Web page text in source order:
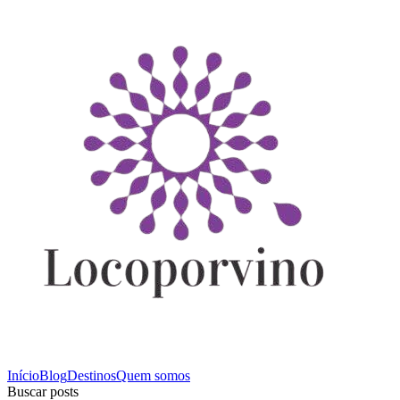
InícioBlogDestinosQuem somos
Buscar posts